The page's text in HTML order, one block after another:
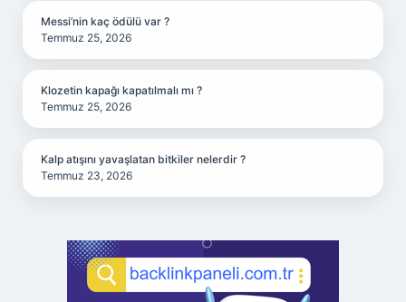
Messi’nin kaç ödülü var ?
Temmuz 25, 2026
Klozetin kapağı kapatılmalı mı ?
Temmuz 25, 2026
Kalp atışını yavaşlatan bitkiler nelerdir ?
Temmuz 23, 2026